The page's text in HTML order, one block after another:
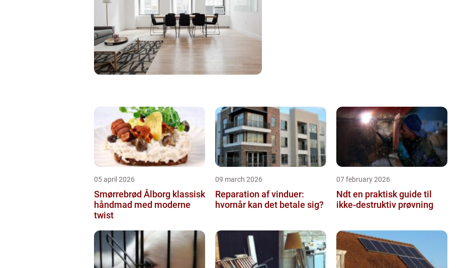
05 april 2026
Smørrebrød Ålborg klassisk
håndmad med moderne
twist
09 march 2026
Reparation af vinduer:
hvornår kan det betale sig?
07 february 2026
Ndt en praktisk guide til
ikke-destruktiv prøvning